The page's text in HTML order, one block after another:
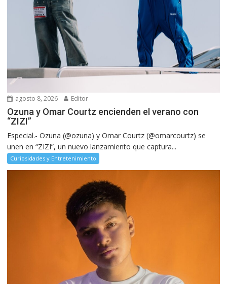
agosto 8, 2026 Editor
Ozuna y Omar Courtz encienden el verano con
“ZIZI”
Especial.- Ozuna (@ozuna) y Omar Courtz (@omarcourtz) se
unen en “ZIZI”, un nuevo lanzamiento que captura...
Curiosidades y Entretenimiento